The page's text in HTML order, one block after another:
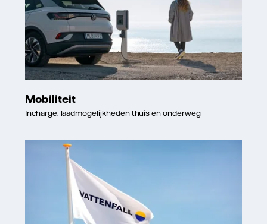
Mobiliteit
Incharge, laadmogelijkheden thuis en onderweg